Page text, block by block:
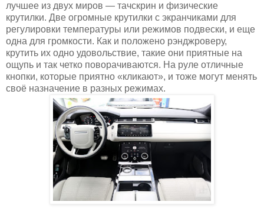
лучшее из двух миров — тачскрин и физические
крутилки. Две огромные крутилки с экранчиками для
регулировки температуры или режимов подвески, и еще
одна для громкости. Как и положено рэнджроверу,
крутить их одно удовольствие, такие они приятные на
ощупь и так четко поворачиваются. На руле отличные
кнопки, которые приятно «кликают», и тоже могут менять
своё назначение в разных режимах.